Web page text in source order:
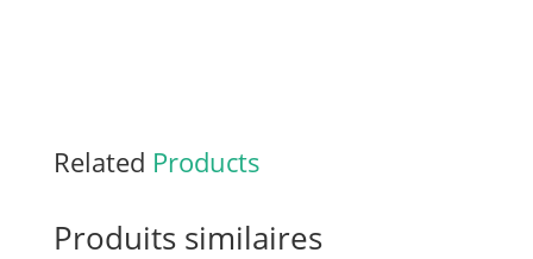
Related Products
Produits similaires